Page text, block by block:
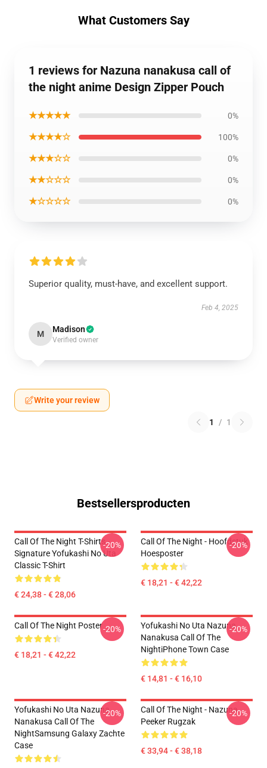
What Customers Say
1 reviews for Nazuna nanakusa call of
the night anime Design Zipper Pouch
★★★★★ 0%
★★★★☆ 100%
★★★☆☆ 0%
★★☆☆☆ 0%
★☆☆☆☆ 0%
Superior quality, must-have, and excellent support.
Feb 4, 2025
M Madison
Verified owner
Write your review
1 / 1
Bestsellersproducten
Call Of The Night T-Shirts -
Signature Yofukashi No Uta
Classic T-Shirt
€ 24,38 - € 28,06
-20%
Call Of The Night - Hoofdstuk
Hoesposter
€ 18,21 - € 42,22
-20%
Call Of The Night Poster
€ 18,21 - € 42,22
-20%
Yofukashi No Uta Nazuna
Nanakusa Call Of The
NightiPhone Town Case
€ 14,81 - € 16,10
-20%
Yofukashi No Uta Nazuna
Nanakusa Call Of The
NightSamsung Galaxy Zachte
Case
-20%
Call Of The Night - Nazuna
Peeker Rugzak
€ 33,94 - € 38,18
-20%